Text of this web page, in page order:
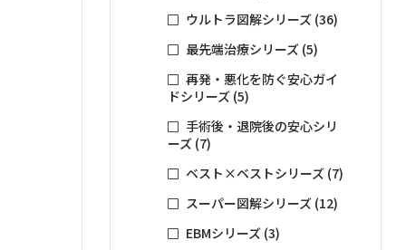
ウルトラ図解シリーズ (36)
最先端治療シリーズ (5)
再発・悪化を防ぐ安心ガイ
ドシリーズ (5)
手術後・退院後の安心シリ
ーズ (7)
ベスト×ベストシリーズ (7)
スーパー図解シリーズ (12)
EBMシリーズ (3)